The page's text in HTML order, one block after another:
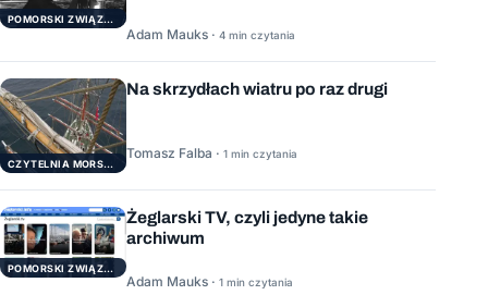
POMORSKI ZWIĄZEK ŻEGLARSKI
Adam Mauks · 4 min czytania
CZYTELNIA MORSKA
Na skrzydłach wiatru po raz drugi
Tomasz Falba · 1 min czytania
POMORSKI ZWIĄZEK ŻEGLARSKI
Żeglarski TV, czyli jedyne takie
archiwum
Adam Mauks · 1 min czytania